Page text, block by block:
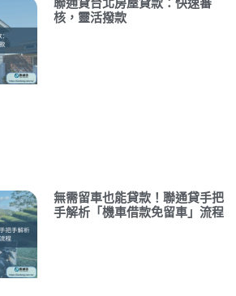
聯通貸台北房屋貸款：快速審
核，靈活撥款
無需留車也能貸款！聯通貸手把
手解析「機車借款免留車」流程